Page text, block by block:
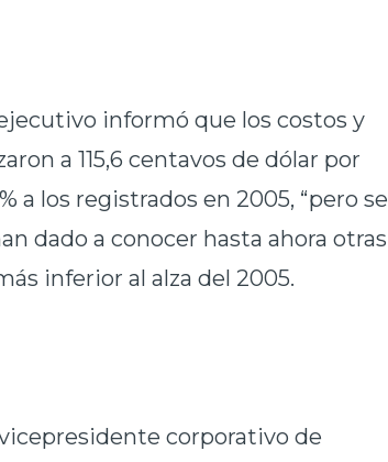
informó que los costos y
a 115,6 centavos de dólar por
a los registrados en 2005, “pero se
dado a conocer hasta ahora otras
inferior al alza del 2005.
corporativo de